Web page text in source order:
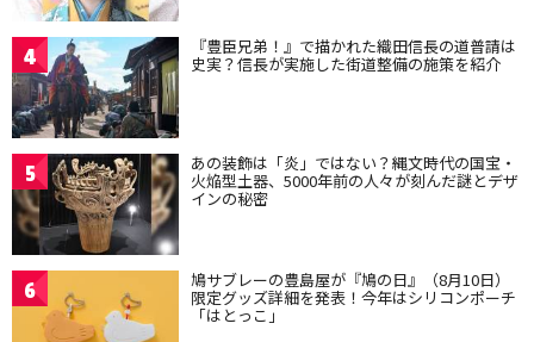
4 『豊臣兄弟！』で描かれた織田信長の道普請は
史実？信長が実施した街道整備の施策を紹介
5 あの装飾は「炎」ではない？縄文時代の国宝・
火焔型土器、5000年前の人々が刻んだ謎とデザ
インの秘密
6 鳩サブレーの豊島屋が『鳩の日』（8月10日）
限定グッズ詳細を発表！今年はシリコンポーチ
「はとっこ」